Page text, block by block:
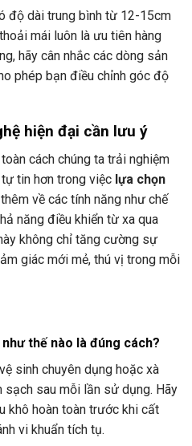
độ dài trung bình từ 12-15cm
mái luôn là ưu tiên hàng
hãy cân nhắc các dòng sản
phép bạn điều chỉnh góc độ
hiện đại cần lưu ý
cách chúng ta trải nghiệm
tin hơn trong việc lựa chọn
về các tính năng như chế
năng điều khiển từ xa qua
không chỉ tăng cường sự
giác mới mẻ, thú vị trong mỗi
thế nào là đúng cách?
sinh chuyên dụng hoặc xà
sạch sau mỗi lần sử dụng. Hãy
khô hoàn toàn trước khi cất
vi khuẩn tích tụ.